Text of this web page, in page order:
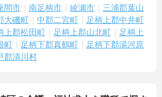
間市 南足柄市 綾瀬市
三浦郡葉山
大磯町 中郡二宮町
足柄上郡中井町
上郡松田町 足柄上郡山北町
足柄上
町 足柄下郡真鶴町
足柄下郡湯河原
郡清川村